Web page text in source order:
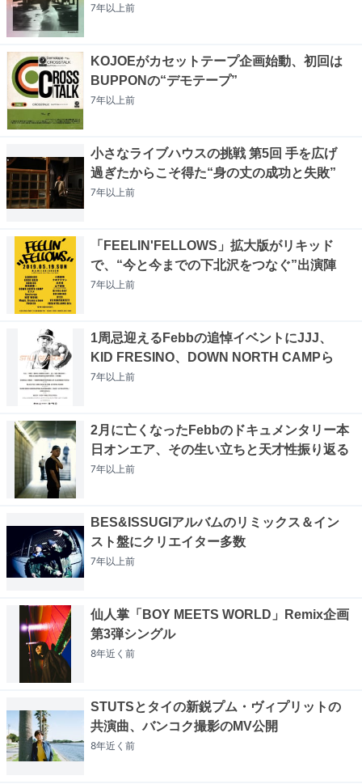
7年以上前
KOJOEがカセットテープ企画始動、初回は
BUPPONの“デモテープ”
7年以上前
小さなライブハウスの挑戦 第5回 手を広げ
過ぎたからこそ得た“身の丈の成功と失敗”
7年以上前
「FEELIN'FELLOWS」拡大版がリキッド
で、“今と今までの下北沢をつなぐ”出演陣
7年以上前
1周忌迎えるFebbの追悼イベントにJJJ、
KID FRESINO、DOWN NORTH CAMPら
7年以上前
2月に亡くなったFebbのドキュメンタリー本
日オンエア、その生い立ちと天才性振り返る
7年以上前
BES&ISSUGIアルバムのリミックス＆イン
スト盤にクリエイター多数
7年以上前
仙人掌「BOY MEETS WORLD」Remix企画
第3弾シングル
8年近く 前
STUTSとタイの新鋭プム・ヴィプリットの
共演曲、バンコク撮影のMV公開
8年近く 前